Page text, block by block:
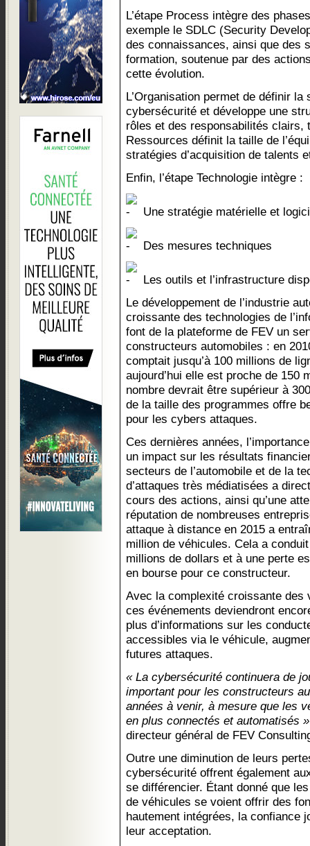
L’étape Process intègre des
exemple le SDLC (Security
des connaissances, ainsi que des
formation, soutenue par des
cette évolution.
L’Organisation permet de définir
cybersécurité et développe une
rôles et des responsabilités clairs,
Ressources définit la taille de
stratégies d’acquisition de talents
Enfin, l’étape Technologie intègre :
Une stratégie matérielle et
Des mesures techniques
Les outils et l’infrastructure
Le développement de l’industrie
croissante des technologies de
font de la plateforme de FEV un
constructeurs automobiles : en
comptait jusqu’à 100 millions de
aujourd’hui elle est proche de 150
nombre devrait être supérieur à
de la taille des programmes offre
pour les cybers attaques.
Ces dernières années,
un impact sur les résultats
secteurs de l’automobile et de la
d’attaques très médiatisées a
cours des actions, ainsi qu’une
réputation de nombreuses
attaque à distance en 2015 a
million de véhicules. Cela a
millions de dollars et à une perte
en bourse pour ce constructeur.
Avec la complexité croissante des
ces événements deviendront
plus d’informations sur les
accessibles via le véhicule,
futures attaques.
« La cybersécurité continuera de
important pour les constructeurs
années à venir, à mesure que les
en plus connectés et automatisés »
directeur général de FEV
Outre une diminution de leurs
cybersécurité offrent également
se différencier. Étant donné que
de véhicules se voient offrir des
hautement intégrées, la confiance
leur acceptation.